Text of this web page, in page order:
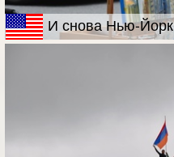
И снова Нью-Йорк